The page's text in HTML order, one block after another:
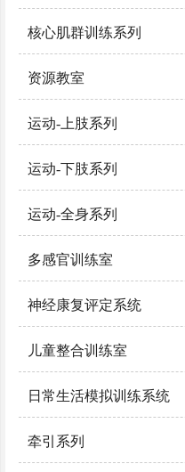
核心肌群训练系列
资源教室
运动-上肢系列
运动-下肢系列
运动-全身系列
多感官训练室
神经康复评定系统
儿童整合训练室
日常生活模拟训练系统
牵引系列